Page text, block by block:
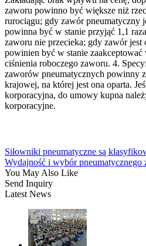
zaworu powinno być większe niż
rurociągu; gdy zawór pneumatyczny
powinna być w stanie przyjąć 1,1
zaworu nie przecieka; gdy zawór jest
powinien być w stanie
ciśnienia roboczego zaworu. 4.
zaworów pneumatycznych powinny
krajowej, na której jest ona oparta.
korporacyjna, do umowy kupna
korporacyjne.
Siłowniki pneumatyczne są
Wydajność i wybór
You May Also Like
Send Inquiry
Latest News